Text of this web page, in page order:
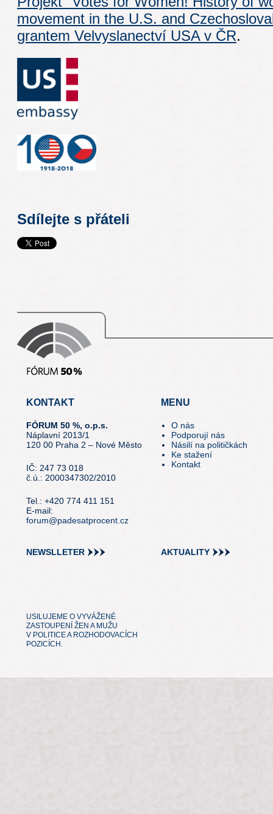
movement in the U.S. and
grantem Velvyslanectví USA v ČR.
Sdílejte s přáteli
KONTAKT
FÓRUM 50 %, o.p.s.
Náplavní 2013/1
120 00 Praha 2 – Nové Město
IČ: 247 73 018
č.ú.: 2000347302/2010
Tel.: +420 774 411 151
E-mail:
forum@padesatprocent.cz
MENU
O nás
Podporují nás
Násilí na političkách
Ke stažení
Kontakt
NEWSLLETER AKTUALITY
USILUJEME O VYVÁŽENÉ
ZASTOUPENÍ ŽEN A MUŽU
V POLITICE A ROZHODOVACÍCH
POZICÍCH.